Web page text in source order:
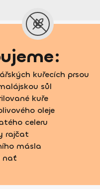
kuřecích prsou
sůl
kuře
oleje
celeru
rajčat
másla
nať